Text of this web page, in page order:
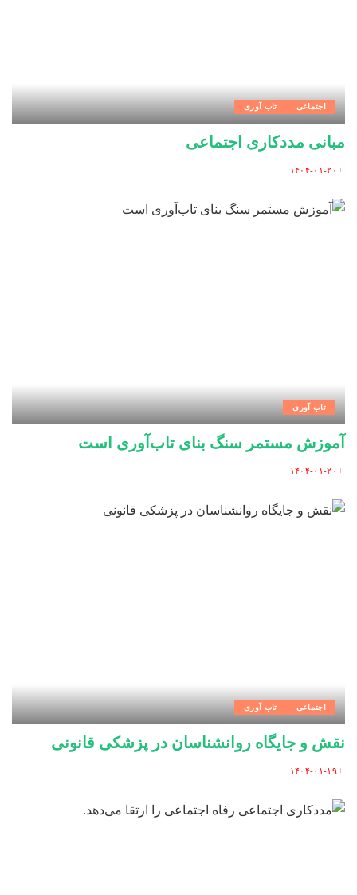
اجتماعی تاب آوری
مبانی مددکاری اجتماعی
Posted
۱۴۰۴-۰۱-۲۰
تاب آوری
آموزش مستمر سنگ بنای تاب‌آوری است
Posted
۱۴۰۴-۰۱-۲۰
اجتماعی تاب آوری
نقش و جایگاه روانشناسان در پزشکی قانونی
Posted
۱۴۰۴-۰۱-۱۹